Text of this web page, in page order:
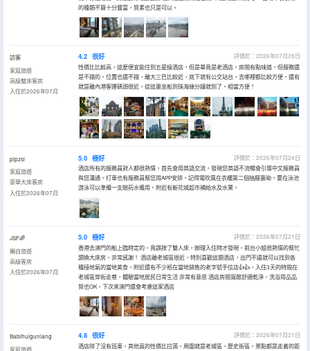
的種類不算十分豐富，質素也只是可以。
訪客
家庭旅遊
高級雙床客房
入住於2026年07月
4.2 很好
評價於：2026年07月28日
性價比比較高，這麼便宜能住到五星級酒店，但是畢竟是老酒店，房間有點味道，但服務還
是不錯的，位置也還不錯，離大三巴比較近，底下就有公交站台，去哪裡都比較方便，還有
就是離內港客運碼頭很近，從這裏坐船到珠海幾分鐘就到了，相當方便！
plpzsl
家庭旅遊
豪華大床客房
入住於2026年07月
5.0 極好
評價於：2026年07月24日
酒店所有的服務員對人都很熱情，首先會用英語交流，發現您英語不流暢會引導中文服務員
與您溝通。打車也有服務員幫您用APP安排。記得電吹風在衣櫃第二個抽屜裏呦。要在泳池
游泳可以準備一支眼葯水備用。附近有新花城超市補給水及水果。
JSF🌈
獨自旅遊
高級客房
入住於2026年07月
5.0 極好
評價於：2026年07月21日
香港去澳門的船上臨時定的，竟誤按了雙人床，辦理入住時才發現，前台小姐很熱情的幫忙
調換大床房，非常感謝！ 酒店離老城區很近，特別喜歡這類酒店，出門不遠就可以找到各
種接地氣的當地美食，附近還有不少衹在當地銷售的老字號手信店👍👍，入住3天的時間在
老城區穿街走巷，體驗當地居民日常生活 非常有意思 酒店房間寬敞舒適乾淨，洗浴用品品
質也OK，下次來澳門還會考慮這家酒店
Babihuiguniang
家庭旅遊
4.8 很好
評價於：2026年07月21日
酒店除了沒有班車，其他真的性價比拉滿。周圍就是老城區，歷史街區，景點都是走着的距